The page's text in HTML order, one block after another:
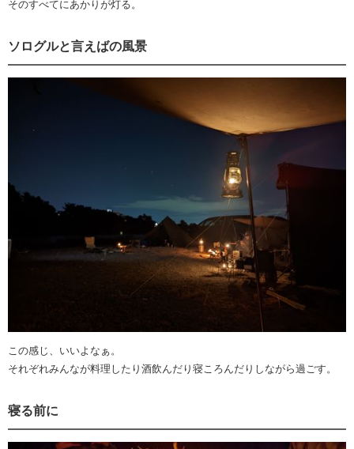
そのすべてにあかりが灯る。
ソログルと言えばの風景
この感じ、いいよなぁ。
それぞれみんなが料理したり酒飲んだり寝ころんだりしながら過ごす。
寝る前に